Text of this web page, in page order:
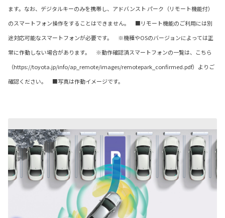
ます。なお、デジタルキーのみを携帯し、アドバンスト パーク（リモート機能付）
のスマートフォン操作をすることはできません。 ■リモート機能のご利用には別
途対応可能なスマートフォンが必要です。 ※機種やOSのバージョンによっては正
常に作動しない場合があります。 ※動作確認済スマートフォンの一覧は、こちら
（https://toyota.jp/info/ap_remote/images/remotepark_confirmed.pdf）よりご
確認ください。 ■写真は作動イメージです。